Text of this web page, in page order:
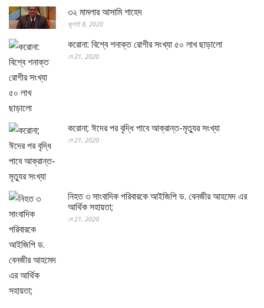
৩২ মামলার আসামি শাহেদ
জুলাই 8, 2020
করোনা: বিশ্বে শনাক্ত রোগীর সংখ্যা ৫০ লাখ ছাড়ালো
মে 21, 2020
করোনা; ঈদের পর বৃদ্ধি পাবে আক্রান্ত-মৃত্যুর সংখ্যা
মে 21, 2020
নিহত ৩ সাংবাদিক পরিবারকে আইজিপি ড. বেনজীর আহমেদ এর
আর্থিক সহায়তা;
মে 21, 2020